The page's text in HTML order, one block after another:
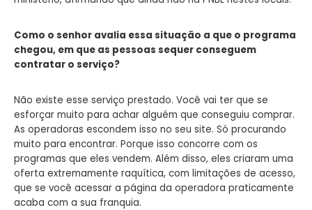
Como o senhor avalia essa situação a que o programa
chegou, em que as pessoas sequer conseguem
contratar o serviço?
Não existe esse serviço prestado. Você vai ter que se
esforçar muito para achar alguém que conseguiu comprar.
As operadoras escondem isso no seu site. Só procurando
muito para encontrar. Porque isso concorre com os
programas que eles vendem. Além disso, eles criaram uma
oferta extremamente raquítica, com limitações de acesso,
que se você acessar a página da operadora praticamente
acaba com a sua franquia.